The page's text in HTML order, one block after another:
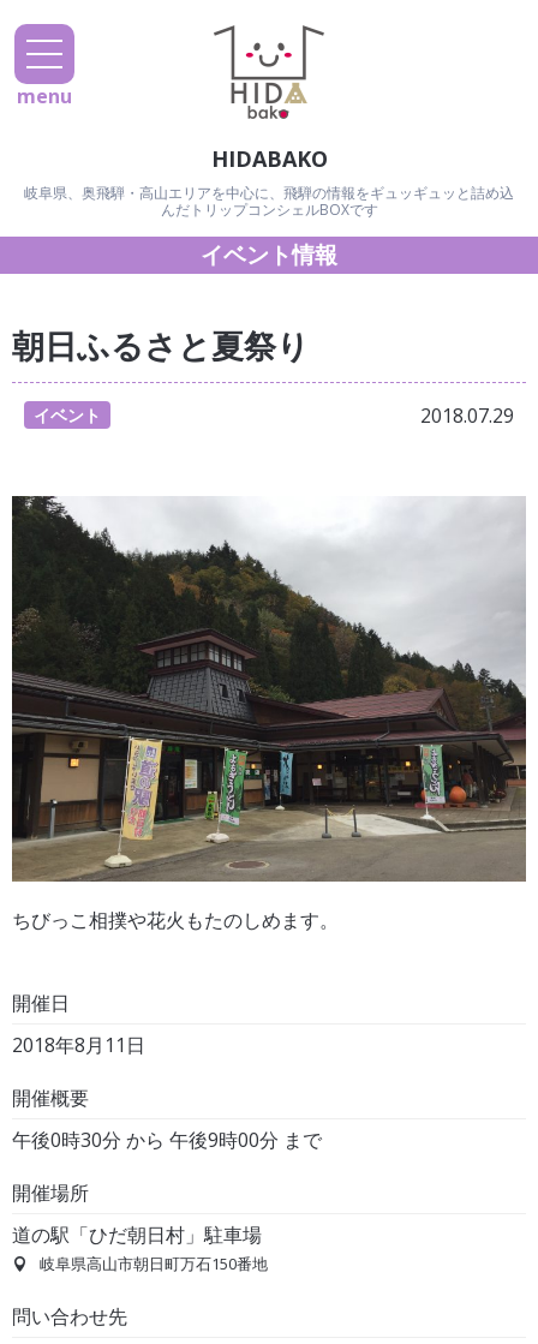
HIDABAKO
岐阜県、奥飛騨・高山エリアを中心に、飛騨の情報をギュッギュッと詰め込
んだトリップコンシェルBOXです
menu
イベント情報
朝日ふるさと夏祭り
イベント 2018.07.29
ちびっこ相撲や花火もたのしめます。
開催日
2018年8月11日
開催概要
午後0時30分 から 午後9時00分 まで
開催場所
道の駅「ひだ朝日村」駐車場
岐阜県高山市朝日町万石150番地
問い合わせ先